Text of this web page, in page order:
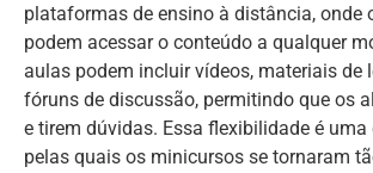
plataformas de ensino à distância, onde
podem acessar o conteúdo a qualquer
aulas podem incluir vídeos, materiais de
fóruns de discussão, permitindo que os
e tirem dúvidas. Essa flexibilidade é uma
pelas quais os minicursos se tornaram